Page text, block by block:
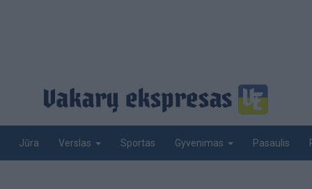
Jūra Verslas Sportas Gyvenimas Pasaulis